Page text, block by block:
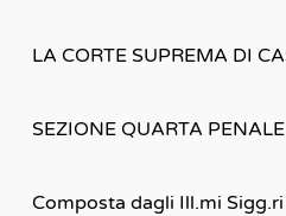
LA CORTE SUPREMA DI
SEZIONE QUARTA PENALE
Composta dagli Ill.mi